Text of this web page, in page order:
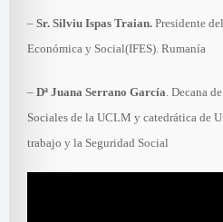
– Sr. Silviu Ispas Traian. Presidente
Económica y Social(IFES). Rumanía
– Dª Juana Serrano García. Decana
Sociales de la UCLM y catedrática de
trabajo y la Seguridad Social